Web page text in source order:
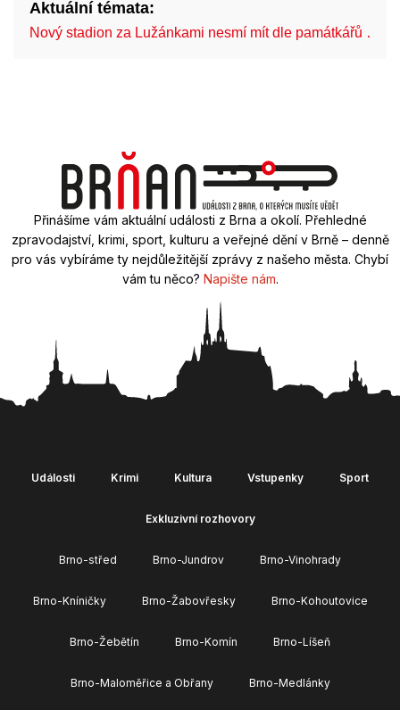
Aktuální témata:
Nový stadion za Lužánkami nesmí mít dle památkářů …
Přinášíme vám aktuální události z Brna a okolí. Přehledné
zpravodajství, krimi, sport, kulturu a veřejné dění v Brně – denně
pro vás vybíráme ty nejdůležitější zprávy z našeho města. Chybí
vám tu něco? Napište nám.
Události Krimi Kultura Vstupenky Sport
Exkluzivní rozhovory
Brno-střed Brno-Jundrov Brno-Vinohrady
Brno-Kníničky Brno-Žabovřesky Brno-Kohoutovice
Brno-Žebětín Brno-Komín Brno-Líšeň
Brno-Maloměřice a Obřany Brno-Medlánky